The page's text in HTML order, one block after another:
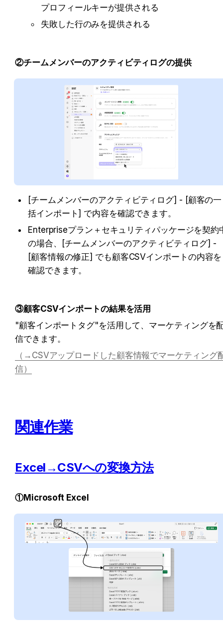
プロフィールキーが提供される
失敗した行のみを提供される
②チームメンバーのアクティビティログの提供
[チームメンバーのアクティビティログ] - [顧客の一
括インポート] で内容を確認できます。
Enterpriseプラン＋セキュリティパッケージを契約
の場合、[チームメンバーのアクティビティログ] -
[顧客情報の修正] でも顧客CSVインポートの内容を
確認できます。
③顧客CSVインポートの結果を活用
"顧客インポートタグ"を活用して、マーケティングを
信できます。
（→ CSVアップロードした顧客情報でマーケティング
信）
関連作業
Excel→CSVへの変換方法
①Microsoft Excel